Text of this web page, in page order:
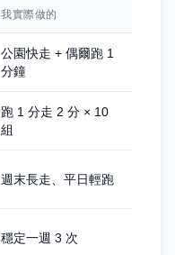
我實際做的
公園快走 + 偶爾跑 1
分鐘
跑 1 分走 2 分 × 10
組
週末長走、平日輕跑
穩定一週 3 次